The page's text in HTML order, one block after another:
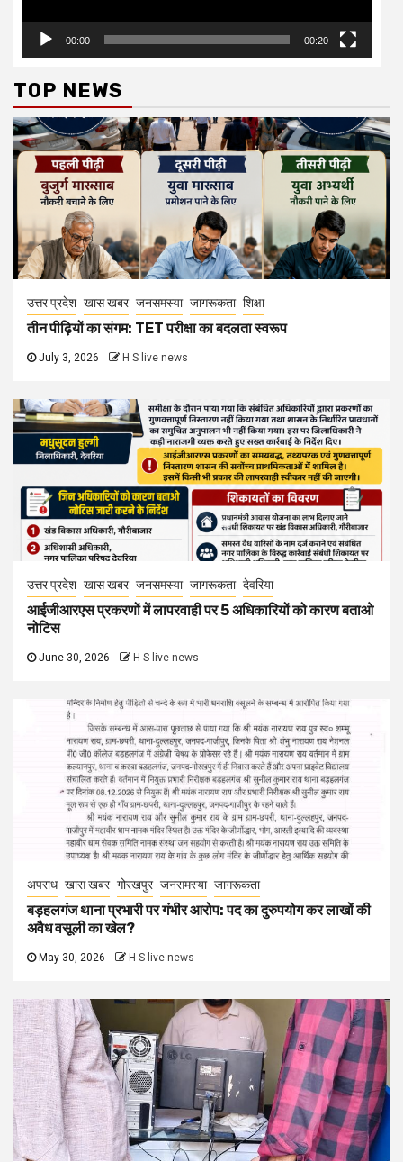
00:00 00:20
TOP NEWS
उत्तर प्रदेश खास खबर जनसमस्या जागरूकता शिक्षा
तीन पीढ़ियों का संगम: TET परीक्षा का बदलता स्वरूप
July 3, 2026 H S live news
उत्तर प्रदेश खास खबर जनसमस्या जागरूकता देवरिया
आईजीआरएस प्रकरणों में लापरवाही पर 5 अधिकारियों को कारण बताओ
नोटिस
June 30, 2026 H S live news
अपराध खास खबर गोरखपुर जनसमस्या जागरूकता
बड़हलगंज थाना प्रभारी पर गंभीर आरोप: पद का दुरुपयोग कर लाखों की
अवैध वसूली का खेल?
May 30, 2026 H S live news